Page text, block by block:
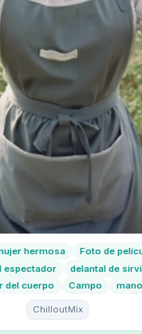
hermosa
Foto de
espectador
delantal de
del cuerpo
Campo
ChilloutMix